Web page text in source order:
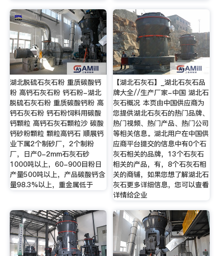
湖北脱硫石灰石粉 重质碳酸钙
粉 高钙石灰石粉 钙石粉-湖北
脱硫石灰石粉 重质碳酸钙粉 高
钙石灰石粉 钙石粉饲料用碳酸
钙颗粒 高钙石灰石颗粒沙 碳酸
钙砂粉颗粒 颗粒高钙石 順展钙
业下属2个制砂厂，2个制粉
厂，日产0-2mm石灰石砂
1000吨以上，60-900目粉日
产量500吨以上，产品碳酸钙含
量98.3%以上，重金属低于
【湖北石灰石】_湖北石灰石品
牌大全//生产厂家-中国 湖北石
灰石概况 本页由中国供应商为
您提供湖北石灰石的热门品牌、
热门视频、热门产品、热门公司
等相关信息。湖北用户在中国供
应商平台提交的信息中有0个石
灰石相关的品牌，13个石灰石
相关的产品，有，8个石灰石相
关的商铺，如果您想了解湖北石
灰石更多详细信息，您可以查看
详情给企业